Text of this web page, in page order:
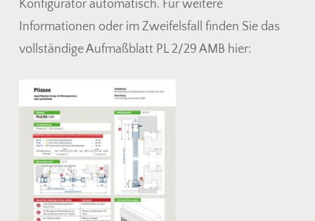
Konfigurator automatisch. Für weitere
Informationen oder im Zweifelsfall finden Sie das
vollständige Aufmaßblatt PL 2/29 AMB hier: